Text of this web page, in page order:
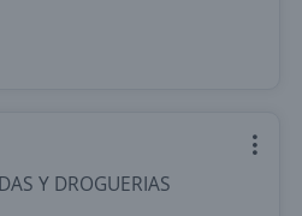
Y DROGUERIAS